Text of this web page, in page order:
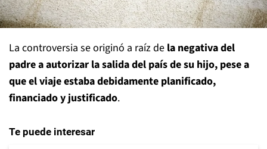
La controversia se originó a raíz de la negativa del
padre a autorizar la salida del país de su hijo, pese a
que el viaje estaba debidamente planificado,
financiado y justificado.
Te puede interesar